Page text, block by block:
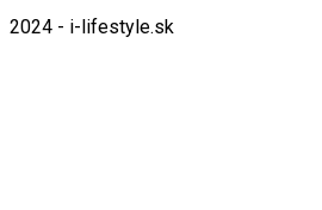
2024 - i-lifestyle.sk